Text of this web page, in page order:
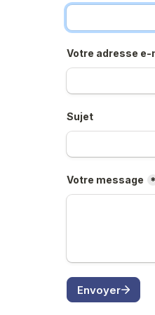
Votre adresse e-
Sujet
Votre message *
Envoyer